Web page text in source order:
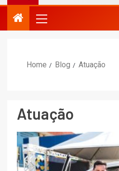
Home Blog Atuação
Atuação